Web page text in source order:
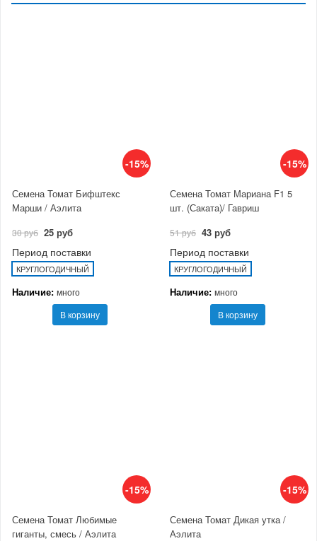
-15%
Семена Томат Бифштекс
Марши / Аэлита
30 руб 25 руб
Период поставки
КРУГЛОГОДИЧНЫЙ
Наличие: много
В корзину
-15%
Семена Томат Мариана F1 5
шт. (Саката)/ Гавриш
51 руб 43 руб
Период поставки
КРУГЛОГОДИЧНЫЙ
Наличие: много
В корзину
-15%
Семена Томат Любимые
гиганты, смесь / Аэлита
-15%
Семена Томат Дикая утка /
Аэлита